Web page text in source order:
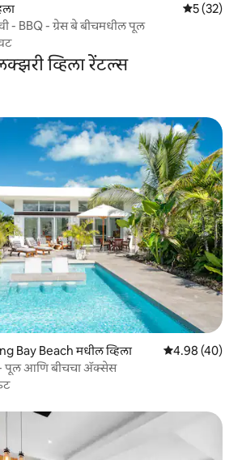
5 पैकी 5
5 (32)
- BBQ - ग्रेस बे बीचमधील पूल
व्हिला रेंटल्स
Bay Beach मधील व्हिला 5 पैकी 4.98
4.98 (40)
- पूल आणि बीचचा ॲक्सेस